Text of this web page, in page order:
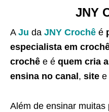
JNY
A Ju da JNY Crochê é
especialista em
crochê e é quem cria
ensina no canal , site e
Além de ensinar